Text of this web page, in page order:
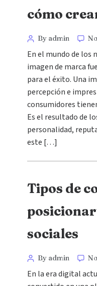
cómo
By admin
En el mundo de los
imagen de marca
para el éxito. Una
percepción e
consumidores
Es el resultado de
personalidad,
este […]
Tipos de
sociales
By admin
En la era digital